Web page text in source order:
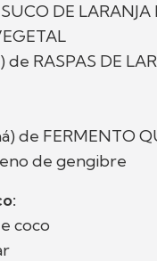
DE
de RASPAS DE
de FERMENTO
de gengibre
coco